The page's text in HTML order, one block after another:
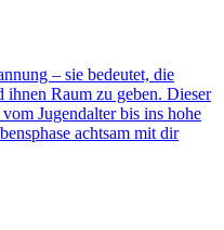
– sie bedeutet, die
ihnen Raum zu geben. Dieser
Jugendalter bis ins hohe
achtsam mit dir